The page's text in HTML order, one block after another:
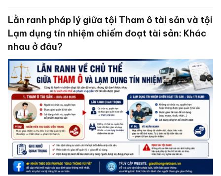
Lằn ranh pháp lý giữa tội Tham ô tài sản và tội
Lạm dụng tín nhiệm chiếm đoạt tài sản: Khác
nhau ở đâu?